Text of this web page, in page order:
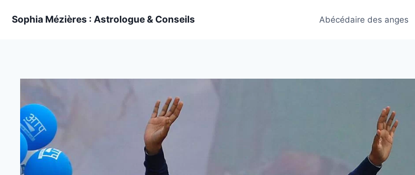
Sophia Mézières : Astrologue & Conseils Abécédaire des anges